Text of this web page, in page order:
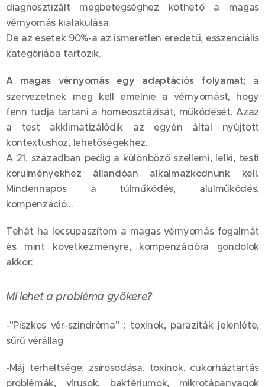
diagnosztizált megbetegséghez köthető a magas
vérnyomás kialakulása.
De az esetek 90%-a az ismeretlen eredetű, esszenciális
kategóriába tartozik.
A magas vérnyomás egy adaptációs folyamat; a
szervezetnek meg kell emelnie a vérnyomást, hogy
fenn tudja tartani a homeosztázisát, működését. Azaz
a test akklimatizálódik az egyén által nyújtott
kontextushoz, lehetőségekhez.
A 21. században pedig a különböző szellemi, lelki, testi
körülményekhez állandóan alkalmazkodnunk kell.
Mindennapos a túlműködés, alulműködés,
kompenzáció...
Tehát ha lecsupaszítom a magas vérnyomás fogalmát
és mint következményre, kompenzációra gondolok
akkor:
Mi lehet a probléma gyökere?
-"Piszkos vér-szindróma" : toxinok, paraziták jelenléte,
sűrű vérállag
-Máj terheltsége: zsírosodása, toxinok, cukorháztartás
problémák, vírusok, baktériumok, mikrotápanyagok